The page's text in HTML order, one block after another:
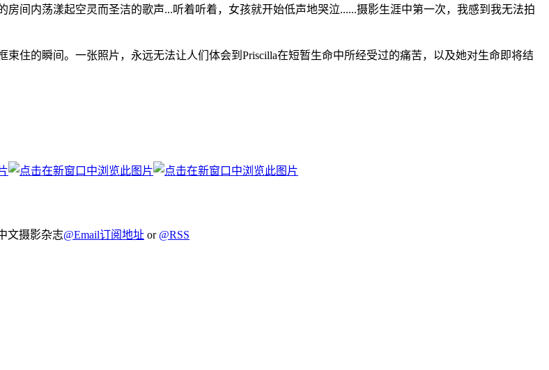
间内荡漾起空灵而圣洁的歌声...听着听着，女孩就开始低声地哭泣......摄影生涯中第一次，我感到我无法拍
住的瞬间。一张照片，永远无法让人们体会到Priscilla在短暂生命中所经受过的痛苦，以及她对生命即将结
文摄影杂志@Email订阅地址 or @RSS